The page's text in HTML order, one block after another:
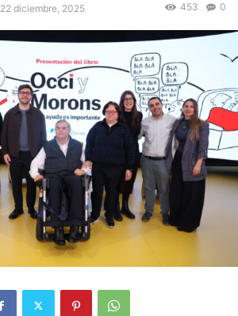
22 diciembre, 2025 0
453